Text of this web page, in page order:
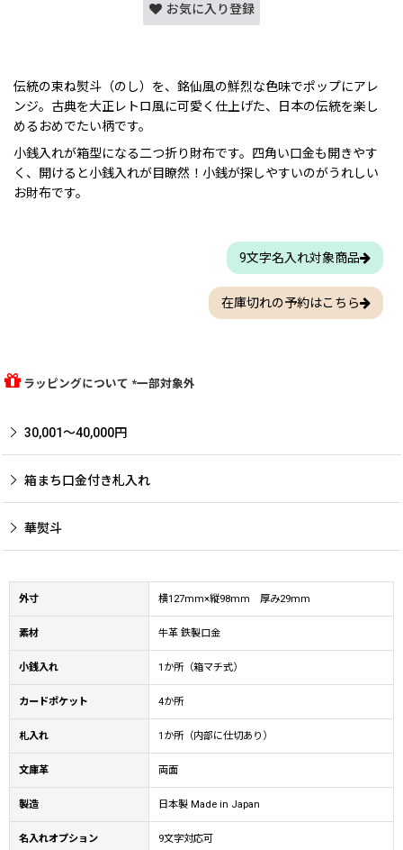
お気に入り登録
伝統の束ね熨斗（のし）を、銘仙風の鮮烈な色味でポップにアレ
ンジ。古典を大正レトロ風に可愛く仕上げた、日本の伝統を楽し
めるおめでたい柄です。
小銭入れが箱型になる二つ折り財布です。四角い口金も開きやす
く、開けると小銭入れが目瞭然！小銭が探しやすいのがうれしい
お財布です。
9文字名入れ対象商品
在庫切れの予約はこちら
ラッピングについて *一部対象外
30,001〜40,000円
箱まち口金付き札入れ
華熨斗
外寸 横127mm×縦98mm 厚み29mm
素材 牛革 鉄製口金
小銭入れ 1か所（箱マチ式）
カードポケット 4か所
札入れ 1か所（内部に仕切あり）
文庫革 両面
製造 日本製 Made in Japan
名入れオプション 9文字対応可